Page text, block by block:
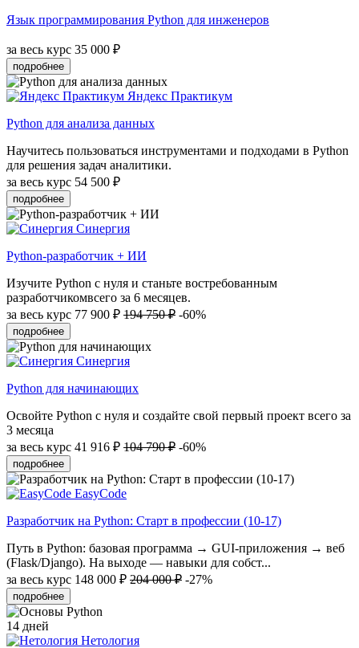
Язык программирования Python для инженеров
за весь курс 35 000 ₽
подробнее
Яндекс Практикум
Python для анализа данных
Научитесь пользоваться инструментами и подходами в Python
для решения задач аналитики.
за весь курс 54 500 ₽
подробнее
Синергия
Python-разработчик + ИИ
Изучите Python с нуля и станьте востребованным
разработчикомвсего за 6 месяцев.
за весь курс 77 900 ₽ 194 750 ₽ -60%
подробнее
Синергия
Python для начинающих
Освойте Python с нуля и создайте свой первый проект всего за
3 месяца
за весь курс 41 916 ₽ 104 790 ₽ -60%
подробнее
EasyCode
Разработчик на Python: Старт в профессии (10-17)
Путь в Python: базовая программа → GUI-приложения → веб
(Flask/Django). На выходе — навыки для собст...
за весь курс 148 000 ₽ 204 000 ₽ -27%
подробнее
14 дней
Нетология